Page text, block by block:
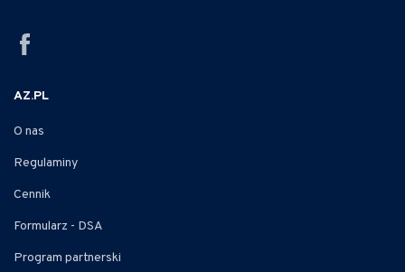
AZ.PL
O nas
Regulaminy
Cennik
Formularz - DSA
Program partnerski